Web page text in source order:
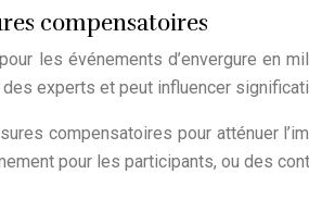
compensatoires
les événements d’envergure
experts et peut influencer
compensatoires pour atténuer
pour les participants, ou des